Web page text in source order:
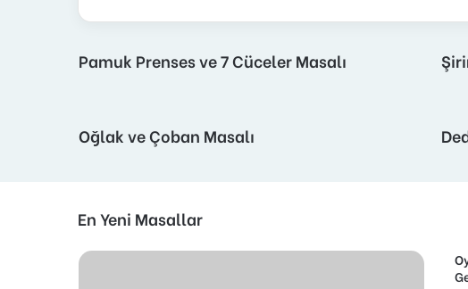
Pamuk Prenses ve 7 Cüceler Masalı
Oğlak ve Çoban Masalı
En Yeni Masallar